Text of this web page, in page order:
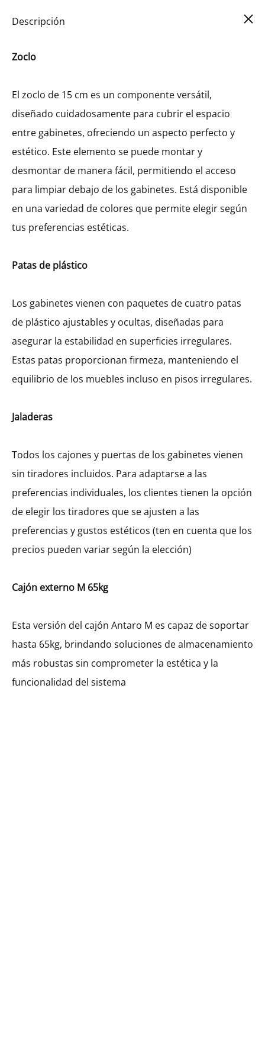
0
Gabinete Bajo Pequeño Hetty Con 2
Cajones (36)
MXK13112
$401.41–$602.45
900
Altura
Profundidad
Manija
Descripción
Zoclo
El zoclo de 15 cm es un componente versátil,
diseñado cuidadosamente para cubrir el espacio
entre gabinetes, ofreciendo un aspecto perfecto y
estético. Este elemento se puede montar y
desmontar de manera fácil, permitiendo el acceso
para limpiar debajo de los gabinetes. Está disponible
en una variedad de colores que permite elegir según
tus preferencias estéticas.
Patas de plástico
Los gabinetes vienen con paquetes de cuatro patas
de plástico ajustables y ocultas, diseñadas para
asegurar la estabilidad en superficies irregulares.
Estas patas proporcionan firmeza, manteniendo el
equilibrio de los muebles incluso en pisos irregulares.
Jaladeras
Todos los cajones y puertas de los gabinetes vienen
sin tiradores incluidos. Para adaptarse a las
preferencias individuales, los clientes tienen la opción
de elegir los tiradores que se ajusten a las
preferencias y gustos estéticos (ten en cuenta que los
precios pueden variar según la elección)
Cajón externo M 65kg
Esta versión del cajón Antaro M es capaz de soportar
hasta 65kg, brindando soluciones de almacenamiento
más robustas sin comprometer la estética y la
funcionalidad del sistema